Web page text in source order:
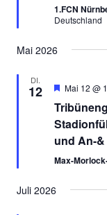
1.FCN
Deutschland
Mai 2026
DI.
12 Empfohlen
Mai 12 @
und An-
Max-
Juli 2026